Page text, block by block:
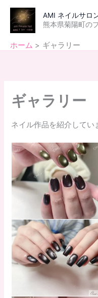
AMI ネイルサロ
熊本県菊陽町の
ホーム ギャラリー
ギャラリー
ネイル作品を紹介してい